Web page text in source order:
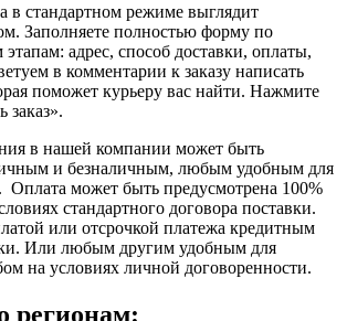
в стандартном режиме выглядит
Заполняете полностью форму по
адрес, способ доставки, оплаты,
в комментарии к заказу написать
поможет курьеру вас найти. Нажмите
в нашей компании может быть
и безналичным, любым удобным для
Оплата может быть предусмотрена 100%
стандартного договора поставки.
или отсрочкой платежа кредитным
Или любым другим удобным для
на условиях личной договоренности.
регионам: